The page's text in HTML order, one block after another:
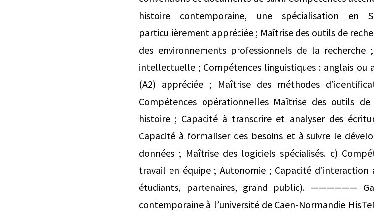
histoire contemporaine, une spécialisation en
particulièrement appréciée ; Maîtrise des outils de
des environnements professionnels de la
intellectuelle ; Compétences linguistiques : anglais ou
(A2) appréciée ; Maîtrise des méthodes
Compétences opérationnelles Maîtrise des outils
histoire ; Capacité à transcrire et analyser des
Capacité à formaliser des besoins et à suivre le
données ; Maîtrise des logiciels spécialisés. c)
travail en équipe ; Autonomie ; Capacité d’interaction
étudiants, partenaires, grand public). ——————
contemporaine à l’université de Caen-Normandie